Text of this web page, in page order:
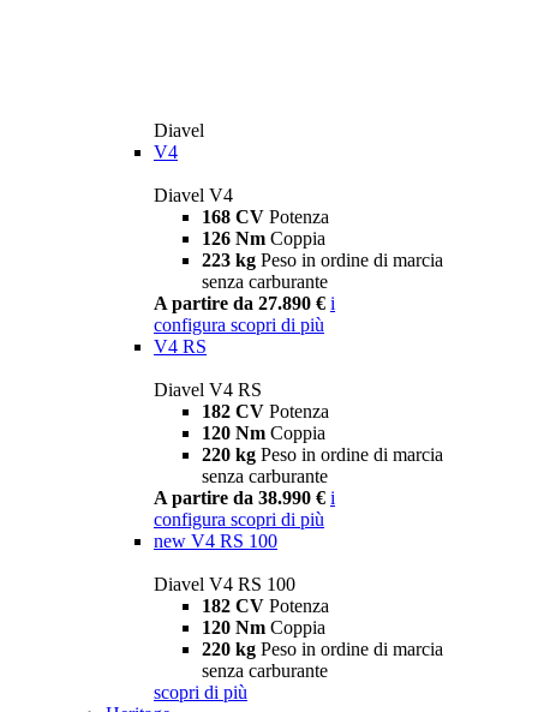
Diavel
V4
Diavel V4
168 CV Potenza
126 Nm Coppia
223 kg Peso in ordine di marcia
senza carburante
A partire da 27.890 € i
configura scopri di più
V4 RS
Diavel V4 RS
182 CV Potenza
120 Nm Coppia
220 kg Peso in ordine di marcia
senza carburante
A partire da 38.990 € i
configura scopri di più
new V4 RS 100
Diavel V4 RS 100
182 CV Potenza
120 Nm Coppia
220 kg Peso in ordine di marcia
senza carburante
scopri di più